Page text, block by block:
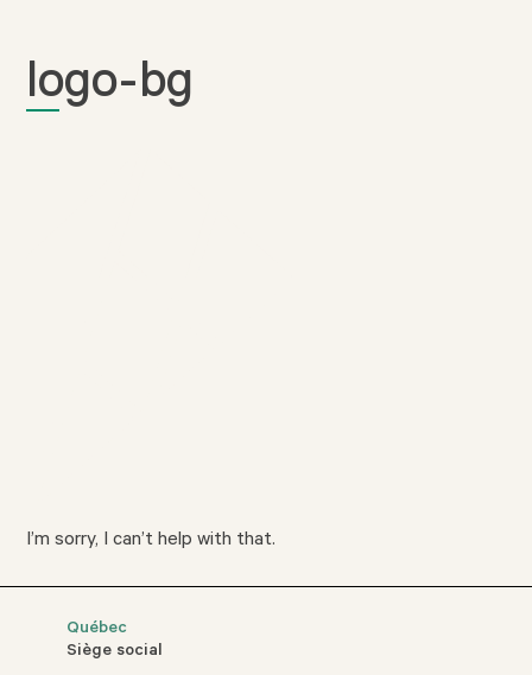
logo-bg
I’m sorry, I can’t help with that.
Québec
Siège social